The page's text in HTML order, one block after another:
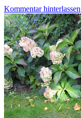
Kommentar hinterlassen